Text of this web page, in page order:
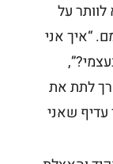
על
“איך אני
לתת את
שאני